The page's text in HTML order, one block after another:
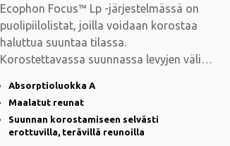
Ecophon Focus™ Lp -järjestelmässä on
puolipiilolistat, joilla voidaan korostaa
haluttua suuntaa tilassa.
Korostettavassa suunnassa levyjen väliin
Absorptioluokka A
Maalatut reunat
Suunnan korostamiseen selvästi
erottuvilla, terävillä reunoilla